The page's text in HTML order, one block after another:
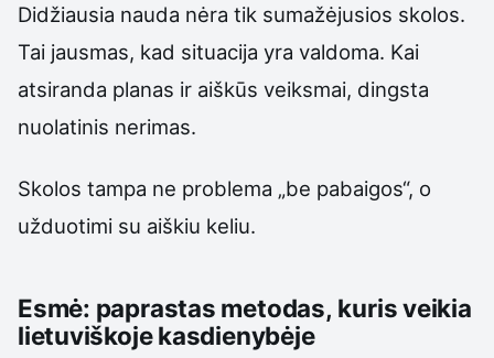
Didžiausia nauda nėra tik sumažėjusios skolos.
Tai jausmas, kad situacija yra valdoma. Kai
atsiranda planas ir aiškūs veiksmai, dingsta
nuolatinis nerimas.
Skolos tampa ne problema „be pabaigos“, o
užduotimi su aiškiu keliu.
Esmė: paprastas metodas, kuris veikia
lietuviškoje kasdienybėje